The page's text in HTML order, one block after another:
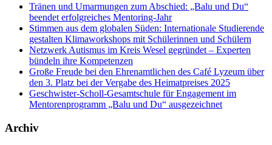
Tränen und Umarmungen zum Abschied: „Balu und Du“
beendet erfolgreiches Mentoring-Jahr
Stimmen aus dem globalen Süden: Internationale Studierende
gestalten Klimaworkshops mit Schülerinnen und Schülern
Netzwerk Autismus im Kreis Wesel gegründet – Experten
bündeln ihre Kompetenzen
Große Freude bei den Ehrenamtlichen des Café Lyzeum über
den 3. Platz bei der Vergabe des Heimatpreises 2025
Geschwister-Scholl-Gesamtschule für Engagement im
Mentorenprogramm „Balu und Du“ ausgezeichnet
Archiv